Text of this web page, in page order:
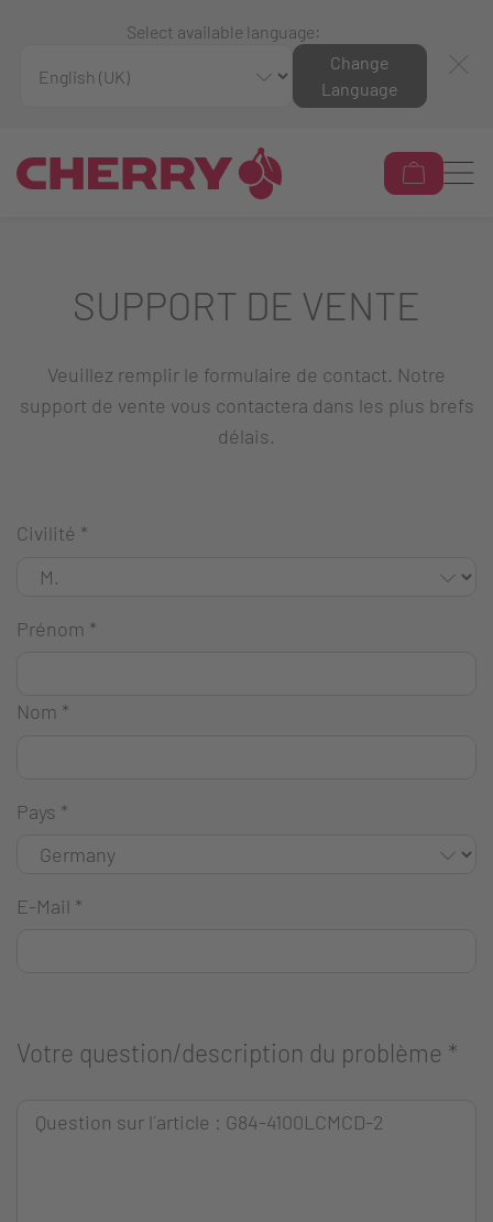
Select available language:
Change
Language
SUPPORT DE VENTE
Veuillez remplir le formulaire de contact. Notre
support de vente vous contactera dans les plus brefs
délais.
Civilité *
Prénom *
Nom *
Pays *
E-Mail *
Votre question/description du problème *